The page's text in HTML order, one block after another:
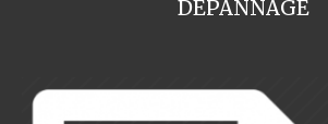
DEPANNAGE